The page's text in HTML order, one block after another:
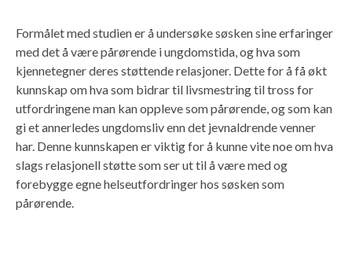
Formålet med studien er å undersøke søsken sine erfaringer
med det å være pårørende i ungdomstida, og hva som
kjennetegner deres støttende relasjoner. Dette for å få økt
kunnskap om hva som bidrar til livsmestring til tross for
utfordringene man kan oppleve som pårørende, og som kan
gi et annerledes ungdomsliv enn det jevnaldrende venner
har. Denne kunnskapen er viktig for å kunne vite noe om hva
slags relasjonell støtte som ser ut til å være med og
forebygge egne helseutfordringer hos søsken som
pårørende.